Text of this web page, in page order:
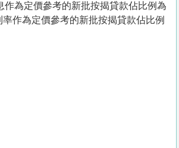
作為定價參考的新批按揭貸款佔比例為
作為定價參考的新批按揭貸款佔比例